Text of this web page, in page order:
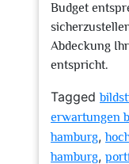
Budget
Abdeckung
entspricht.
Tagged
erwartungen
hamburg,
hamburg,